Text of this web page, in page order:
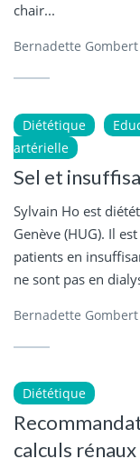
chair...
Bernadette Gombert
Diététique
artérielle
Sel et
Sylvain Ho est
Genève (HUG). Il
patients en
ne sont pas en
Bernadette Gombert
Diététique
calculs rénaux